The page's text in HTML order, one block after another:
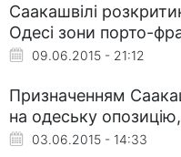
Саакашвілі
Одесі зони порто-
09.06.2015 - 21:12
Призначенням
на одеську
03.06.2015 - 14:33